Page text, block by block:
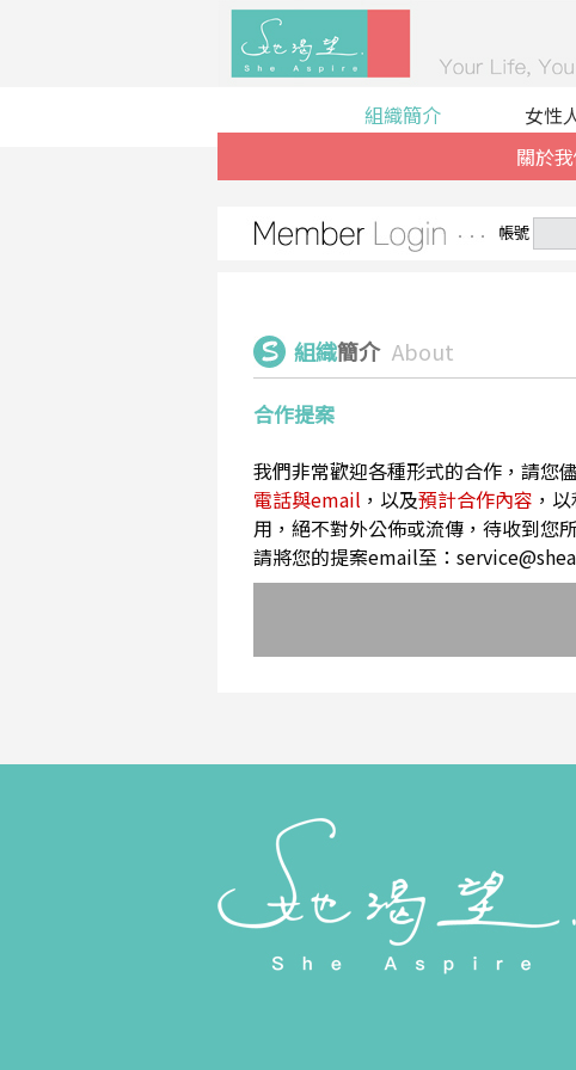
組織簡介
關於
女性
帳號
組織簡介 About
合作提案
我們非常歡迎各種形式的合作，請您
電話與email ，以及預計合作內容 ，
用，絕不對外公佈或流傳，待收到您
請將您的提案email至：